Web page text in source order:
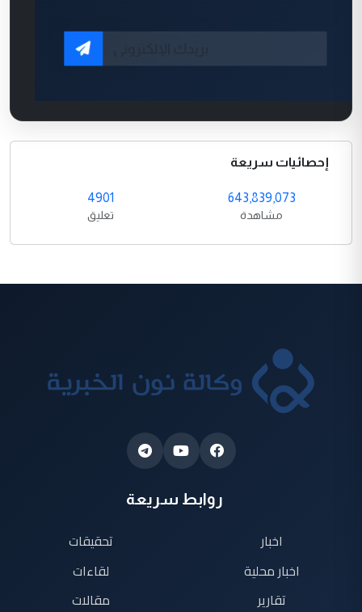
إحصائيات سريعة
643,839,073
مشاهدة
4901
تعليق
روابط سريعة
اخبار
اخبار محلية
تقارير
تحقيقات
لقاءات
مقالات